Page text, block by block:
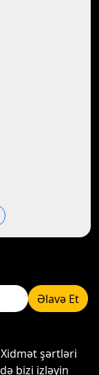
Əlavə Et
Xidmət şərtləri
bizi izləyin